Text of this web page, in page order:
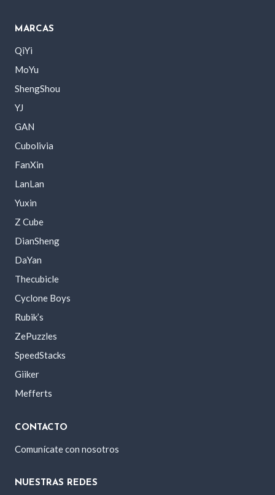
MARCAS
QiYi
MoYu
ShengShou
YJ
GAN
Cubolivia
FanXin
LanLan
Yuxin
Z Cube
DianSheng
DaYan
Thecubicle
Cyclone Boys
Rubik’s
ZePuzzles
SpeedStacks
Giiker
Mefferts
CONTACTO
Comunícate con nosotros
NUESTRAS REDES